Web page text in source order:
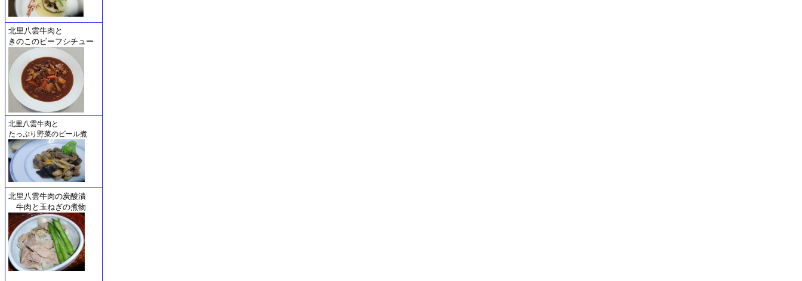
北里八雲牛肉と
きのこのビーフシチュー
北里八雲牛肉と
たっぷり野菜のビール煮
北里八雲牛肉の炭酸漬
牛肉と玉ねぎの煮物